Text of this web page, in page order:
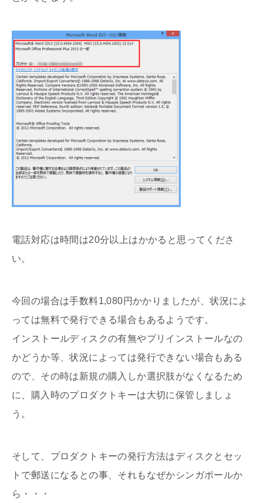
電話対応は時間は20分以上はかかると思ってくださ
い。
今回の場合は手数料1,080円かかりましたが、状況によ
っては無料で発行できる場合もあるようです。
インストールディスクの有無やプリインストールなの
かどうか等、状況によっては発行できない場合もある
ので、その時は新規の購入しか選択肢がなくなるため
に、購入時のプロダクトキーは大切に保管しましょ
う。
そして、プロダクトキーの発行方法はディスクとセッ
トで郵送になるとの事、それもなぜかシンガポールか
ら・・・